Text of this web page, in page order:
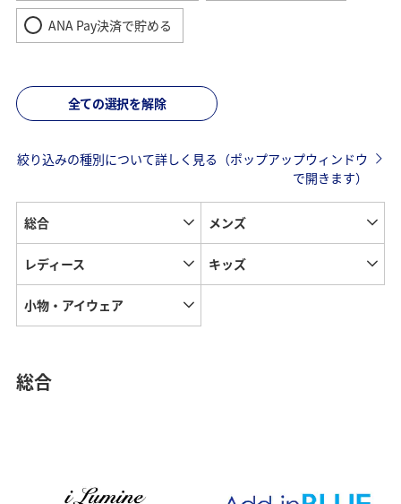
ANA Pay決済で貯める
全ての選択を解除
絞り込みの種別について詳しく見る（ポップアップウィンドウ
で開きます）
総合 メンズ
レディース キッズ
小物・アイウェア
総合